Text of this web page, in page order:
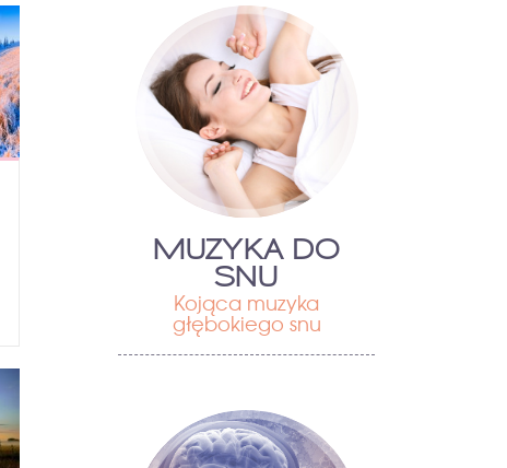
MUZYKA DO
SNU
Kojąca muzyka
głębokiego snu